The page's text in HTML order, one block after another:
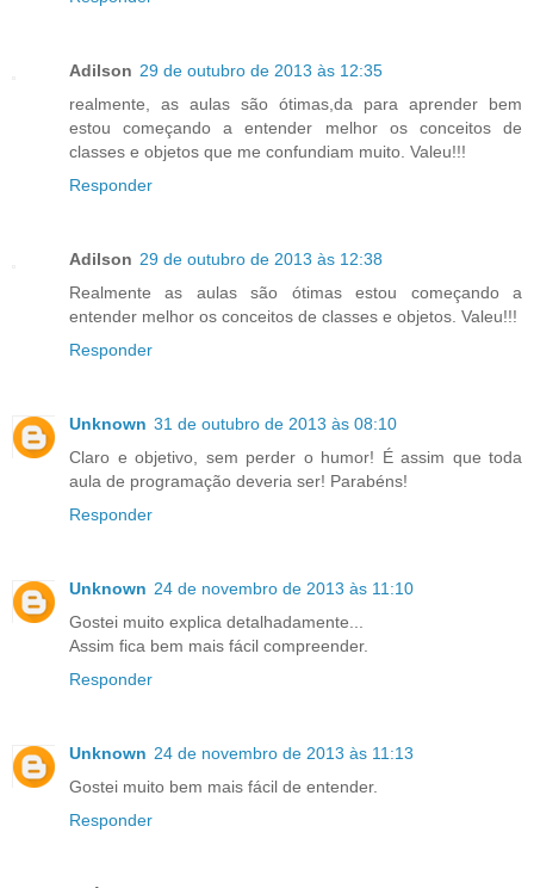
Adilson 29 de outubro de 2013 às 12:35
realmente, as aulas são ótimas,da para aprender bem
estou começando a entender melhor os conceitos de
classes e objetos que me confundiam muito. Valeu!!!
Responder
Adilson 29 de outubro de 2013 às 12:38
Realmente as aulas são ótimas estou começando a
entender melhor os conceitos de classes e objetos. Valeu!!!
Responder
Unknown 31 de outubro de 2013 às 08:10
Claro e objetivo, sem perder o humor! É assim que toda
aula de programação deveria ser! Parabéns!
Responder
Unknown 24 de novembro de 2013 às 11:10
Gostei muito explica detalhadamente...
Assim fica bem mais fácil compreender.
Responder
Unknown 24 de novembro de 2013 às 11:13
Gostei muito bem mais fácil de entender.
Responder